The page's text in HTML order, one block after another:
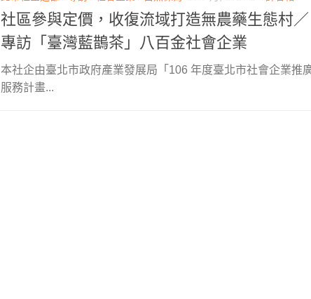
社區參與定價，收復流域打造無農藥生態村／
專訪「臺灣藍鵲茶」八百金社會企業
本社企由臺北市政府產業發展局「106 年度臺北市社會企業推
服務計畫...